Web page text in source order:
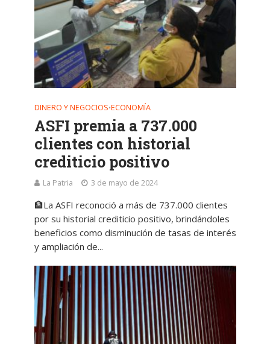
DINERO Y NEGOCIOS•ECONOMÍA
ASFI premia a 737.000
clientes con historial
crediticio positivo
La Patria 3 de mayo de 2024
🏦La ASFI reconoció a más de 737.000 clientes
por su historial crediticio positivo, brindándoles
beneficios como disminución de tasas de interés
y ampliación de...